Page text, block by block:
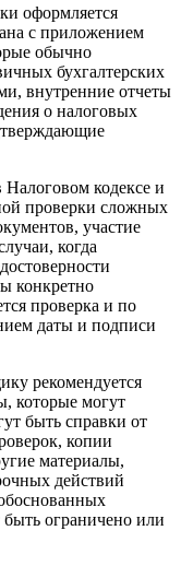
оформляется
с приложением
обычно
бухгалтерских
внутренние отчеты
о налоговых
кодексе и
проверки сложных
участие
когда
конкретно
проверка и по
даты и подписи
рекомендуется
которые могут
быть справки от
копии
материалы,
действий
ограничено или